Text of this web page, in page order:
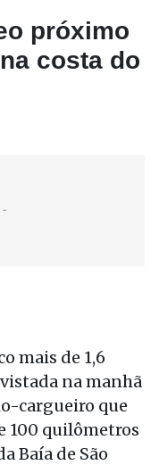
próximo
costa do
mais de 1,6
na manhã
cargueiro que
100 quilômetros
Baía de São